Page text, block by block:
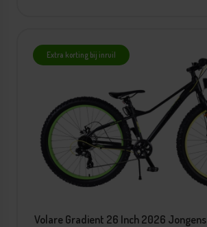
Extra korting bij inruil
Volare Gradient 26 Inch 2026 Jongens